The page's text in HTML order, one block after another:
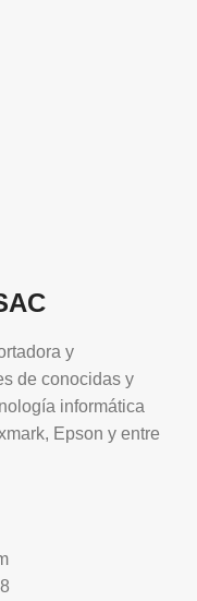
y
de conocidas y
informática
Epson y entre